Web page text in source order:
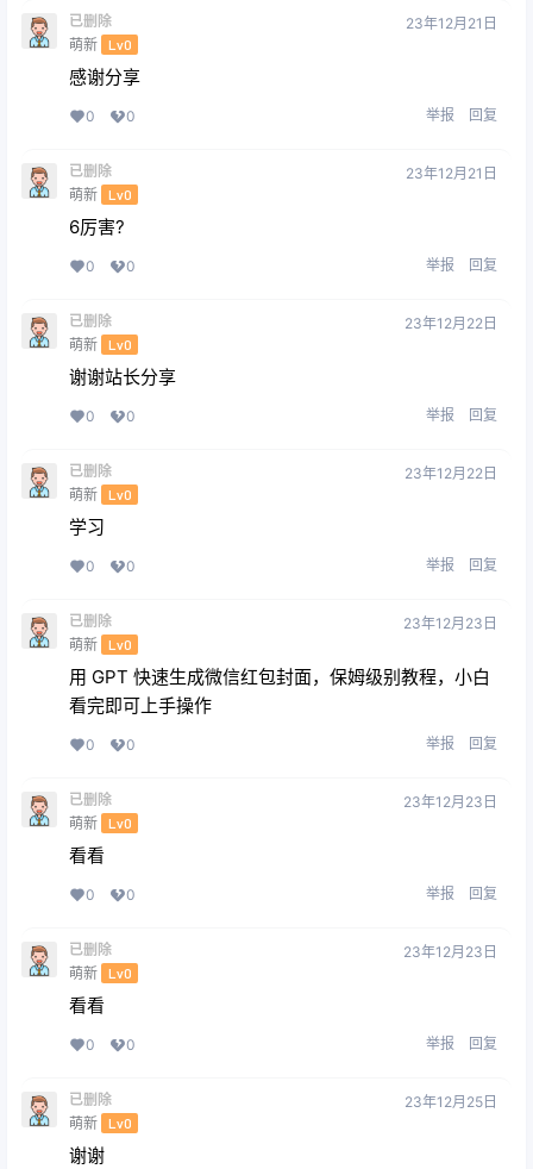
已删除
萌新 Lv0
23年12月21日
感谢分享
0 0 举报 回复
已删除
萌新 Lv0
23年12月21日
6厉害?
0 0 举报 回复
已删除
萌新 Lv0
23年12月22日
谢谢站长分享
0 0 举报 回复
已删除
萌新 Lv0
23年12月22日
学习
0 0 举报 回复
已删除
萌新 Lv0
23年12月23日
用 GPT 快速生成微信红包封面，保姆级别教程，小白
看完即可上手操作
0 0 举报 回复
已删除
萌新 Lv0
23年12月23日
看看
0 0 举报 回复
已删除
萌新 Lv0
23年12月23日
看看
0 0 举报 回复
已删除
萌新 Lv0
23年12月25日
谢谢